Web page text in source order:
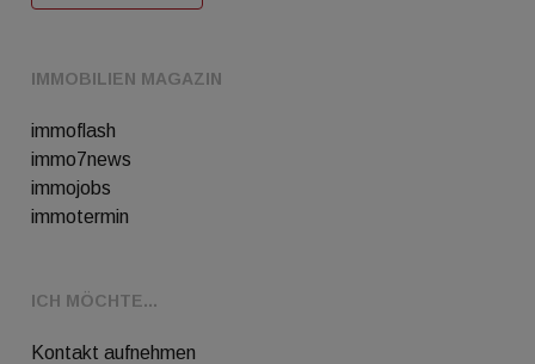
IMMOBILIEN MAGAZIN
immoflash
immo7news
immojobs
immotermin
ICH MÖCHTE...
Kontakt aufnehmen